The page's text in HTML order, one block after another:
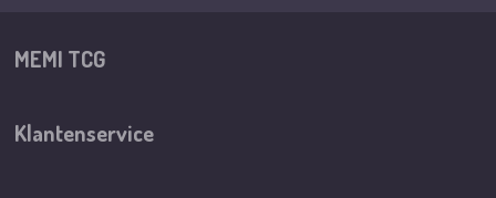
MEMI TCG
Klantenservice